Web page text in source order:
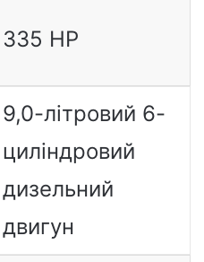
335 HP
9,0-літровий 6-
циліндровий
дизельний
двигун